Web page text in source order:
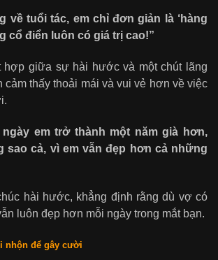
về tuổi tác, em chỉ đơn giản là ‘hàng
cổ điển luôn có giá trị cao!”
hợp giữa sự hài hước và một chút lãng
cảm thấy thoải mái và vui vẻ hơn về việc
ngày em trở thành một năm già hơn,
sao cả, vì em vẫn đẹp hơn cả những
hài hước, khẳng định rằng dù vợ có
luôn đẹp hơn mỗi ngày trong mắt bạn.
nhộn để gây cười